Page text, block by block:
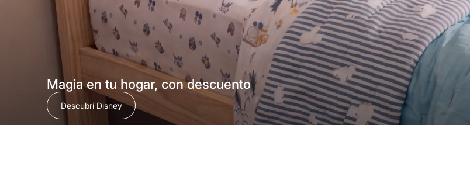
Magia en tu hogar, con descuento
Descubrí Disney